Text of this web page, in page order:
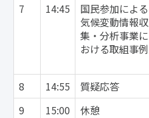
7 14:45
国民参加による
気候変動情報収
集・分析事業に
おける取組事例
8 14:55
質疑応答
9
15:00
休憩